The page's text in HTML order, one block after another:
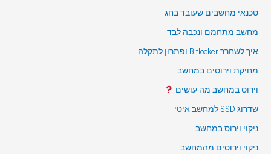
טכנאי מחשבים שעובד בחג
מחשב מתחמם ונכבה לבד
איך לשחרר Bitlocker ופתרון לתקלה
מחיקת וירוסים במחשב
וירוס במחשב מה עושים
שדרוג SSD למחשב איטי
ניקוי וירוס במחשב
ניקוי וירוסים מהמחשב